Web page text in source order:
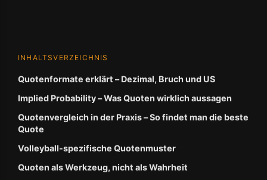
INHALTSVERZEICHNIS
Quotenformate erklärt – Dezimal, Bruch und US
Implied Probability – Was Quoten wirklich aussagen
Quotenvergleich in der Praxis – So findet man die beste
Quote
Volleyball-spezifische Quotenmuster
Quoten als Werkzeug, nicht als Wahrheit